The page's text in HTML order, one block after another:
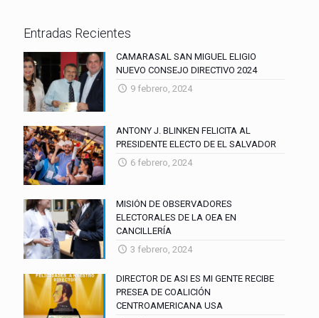
Entradas Recientes
CAMARASAL SAN MIGUEL ELIGIO
NUEVO CONSEJO DIRECTIVO 2024
9 febrero, 2024
ANTONY J. BLINKEN FELICITA AL
PRESIDENTE ELECTO DE EL SALVADOR
6 febrero, 2024
MISIÓN DE OBSERVADORES
ELECTORALES DE LA OEA EN
CANCILLERÍA
3 febrero, 2024
DIRECTOR DE ASI ES MI GENTE RECIBE
PRESEA DE COALICIÓN
CENTROAMERICANA USA